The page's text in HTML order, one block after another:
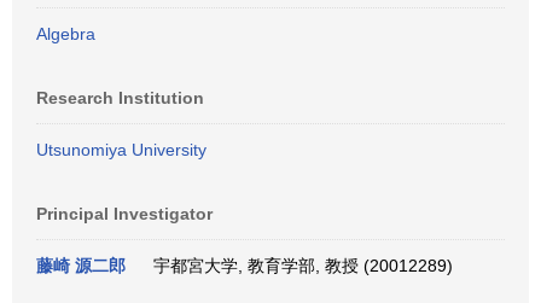
Algebra
Research Institution
Utsunomiya University
Principal Investigator
藤崎 源二郎 宇都宮大学, 教育学部, 教授 (20012289)